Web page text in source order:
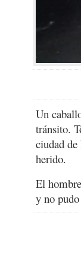
Un
tránsito.
ciudad
herido.
El
y no